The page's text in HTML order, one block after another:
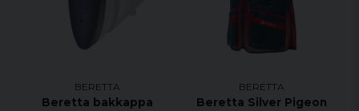
BERETTA
Beretta bakkappa
BERETTA
Beretta Silver Pigeon